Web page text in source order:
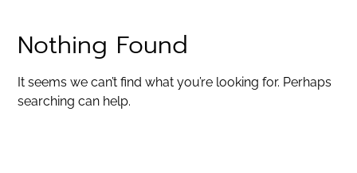
Nothing Found
It seems we can’t find what you’re looking for. Perhaps
searching can help.